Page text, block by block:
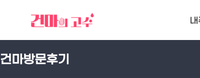
내
건마방문후기